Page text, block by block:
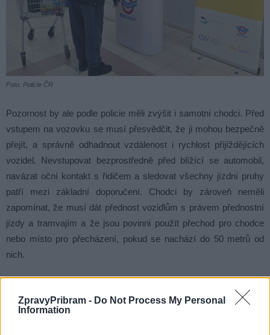
ZpravyPribram - Do Not Process My Personal
Information
Foto: Policie ČR
Pozornost by ale podle policie měli zvýšit i samotní chodci. Před
vstupem na vozovku se musí přesvědčit, že ji mohou bezpečně
přejít, a správně odhadnout vzdálenost i rychlost přijíždějících
vozidel. Nevstupovat bezprostředně před blížící se automobil,
navázat oční kontakt s řidičem a sledovat všechny jízdní pruhy
patří mezi základní doporučení. Chodci by zároveň neměli
zapomínat, že musí dát přednost vozidlům s právem přednostní
jízdy a tramvajím a že jsou povinni použít přechod pro chodce
nebo místo pro přecházení, pokud se nachází do 50 metrů od
nich.
připomínat, že bezpečnost na silnicích není samozřejmostí a že